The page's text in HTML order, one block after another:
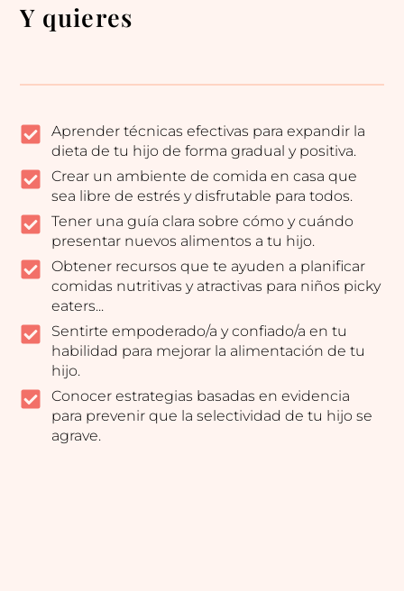
Y quieres
Aprender técnicas efectivas para expandir la
dieta de tu hijo de forma gradual y positiva.
Crear un ambiente de comida en casa que
sea libre de estrés y disfrutable para todos.
Tener una guía clara sobre cómo y cuándo
presentar nuevos alimentos a tu hijo.
Obtener recursos que te ayuden a planificar
comidas nutritivas y atractivas para niños picky
eaters...
Sentirte empoderado/a y confiado/a en tu
habilidad para mejorar la alimentación de tu
hijo.
Conocer estrategias basadas en evidencia
para prevenir que la selectividad de tu hijo se
agrave.